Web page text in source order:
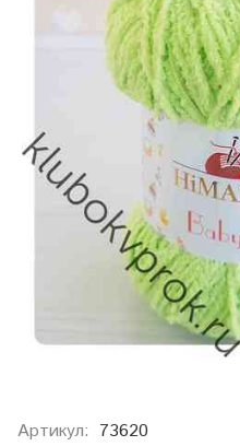
Артикул: 73620